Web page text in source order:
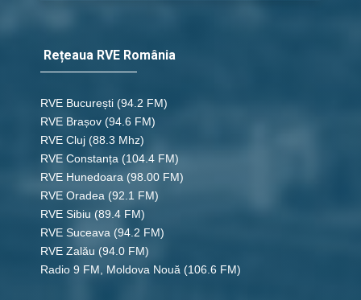
Rețeaua RVE România
RVE București (94.2 FM)
RVE Brașov (94.6 FM)
RVE Cluj (88.3 Mhz)
RVE Constanța (104.4 FM)
RVE Hunedoara (98.00 FM)
RVE Oradea (92.1 FM)
RVE Sibiu (89.4 FM)
RVE Suceava (94.2 FM)
RVE Zalău (94.0 FM)
Radio 9 FM, Moldova Nouă (106.6 FM)